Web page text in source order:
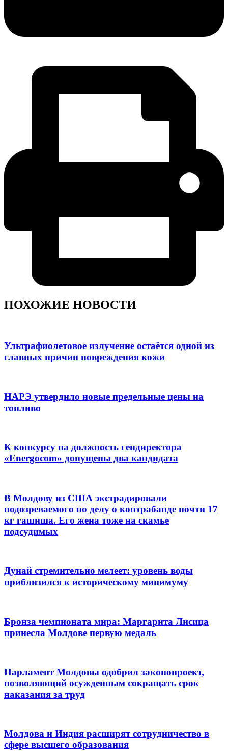
ПОХОЖИЕ НОВОСТИ
Ультрафиолетовое излучение остаётся одной из
главных причин повреждения кожи
НАРЭ утвердило новые предельные цены на
топливо
К конкурсу на должность гендиректора
«Energocom» допущены два кандидата
В Молдову из США экстрадировали
подозреваемого по делу о контрабанде почти 17
кг гашиша. Его жена тоже на скамье
подсудимых
Дунай стремительно мелеет: уровень воды
приблизился к историческому минимуму
Бронза чемпионата мира: Маргарита Лисица
принесла Молдове первую медаль
Парламент Молдовы одобрил законопроект,
позволяющий осужденным сокращать срок
наказания за труд
Молдова и Индия расширят сотрудничество в
сфере высшего образования